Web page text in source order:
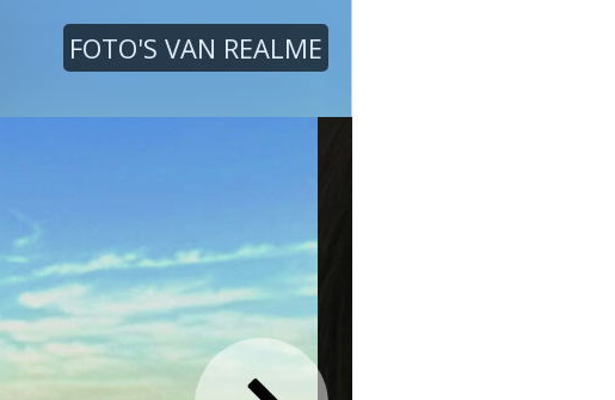
FOTO'S VAN REALME